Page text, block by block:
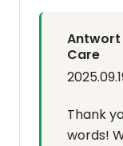
Antwort
Care
Thank
words!